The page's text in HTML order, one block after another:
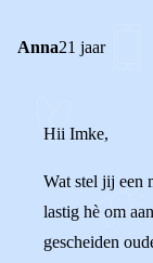
Anna21 jaar
Hii Imke,
Wat stel jij een
lastig hè om
gescheiden